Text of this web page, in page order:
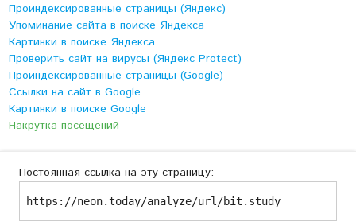
Проиндексированные страницы (Яндекс)
Упоминание сайта в поиске Яндекса
Картинки в поиске Яндекса
Проверить сайт на вирусы (Яндекс Protect)
Проиндексированные страницы (Google)
Ссылки на сайт в Google
Картинки в поиске Google
Накрутка посещений
Постоянная ссылка на эту страницу:
https://neon.today/analyze/url/bit.study